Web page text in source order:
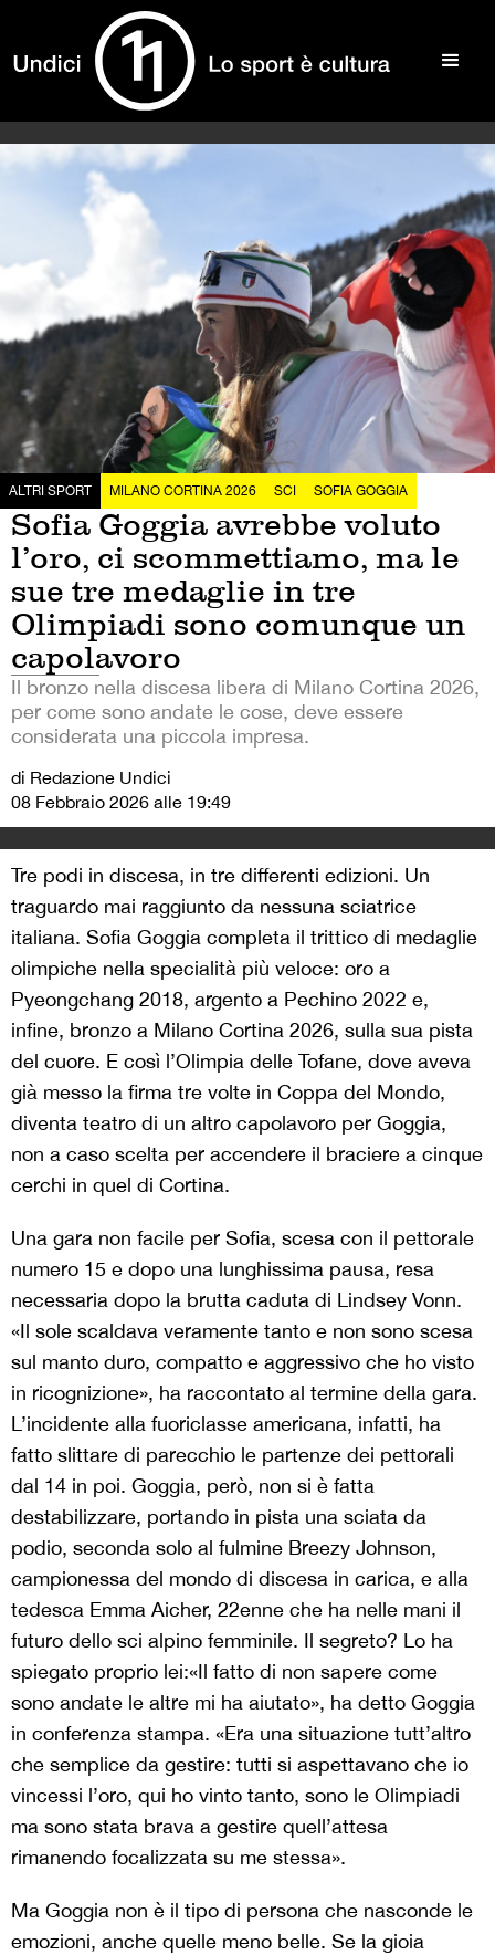
ALTRI SPORT MILANO CORTINA 2026 SCI SOFIA GOGGIA
Sofia Goggia avrebbe voluto
l’oro, ci scommettiamo, ma le
sue tre medaglie in tre
Olimpiadi sono comunque un
capolavoro
Il bronzo nella discesa libera di Milano Cortina 2026,
per come sono andate le cose, deve essere
considerata una piccola impresa.
di Redazione Undici
08 Febbraio 2026 alle 19:49
Tre podi in discesa, in tre differenti edizioni. Un
traguardo mai raggiunto da nessuna sciatrice
italiana. Sofia Goggia completa il trittico di medaglie
olimpiche nella specialità più veloce: oro a
Pyeongchang 2018, argento a Pechino 2022 e,
infine, bronzo a Milano Cortina 2026, sulla sua pista
del cuore. E così l’Olimpia delle Tofane, dove aveva
già messo la firma tre volte in Coppa del Mondo,
diventa teatro di un altro capolavoro per Goggia,
non a caso scelta per accendere il braciere a cinque
cerchi in quel di Cortina.
Una gara non facile per Sofia, scesa con il pettorale
numero 15 e dopo una lunghissima pausa, resa
necessaria dopo la brutta caduta di Lindsey Vonn.
«Il sole scaldava veramente tanto e non sono scesa
sul manto duro, compatto e aggressivo che ho visto
in ricognizione», ha raccontato al termine della gara.
L’incidente alla fuoriclasse americana, infatti, ha
fatto slittare di parecchio le partenze dei pettorali
dal 14 in poi. Goggia, però, non si è fatta
destabilizzare, portando in pista una sciata da
podio, seconda solo al fulmine Breezy Johnson,
campionessa del mondo di discesa in carica, e alla
tedesca Emma Aicher, 22enne che ha nelle mani il
futuro dello sci alpino femminile. Il segreto? Lo ha
spiegato proprio lei:«Il fatto di non sapere come
sono andate le altre mi ha aiutato», ha detto Goggia
in conferenza stampa. «Era una situazione tutt’altro
che semplice da gestire: tutti si aspettavano che io
vincessi l’oro, qui ho vinto tanto, sono le Olimpiadi
ma sono stata brava a gestire quell’attesa
rimanendo focalizzata su me stessa».
Ma Goggia non è il tipo di persona che nasconde le
emozioni, anche quelle meno belle. Se la gioia